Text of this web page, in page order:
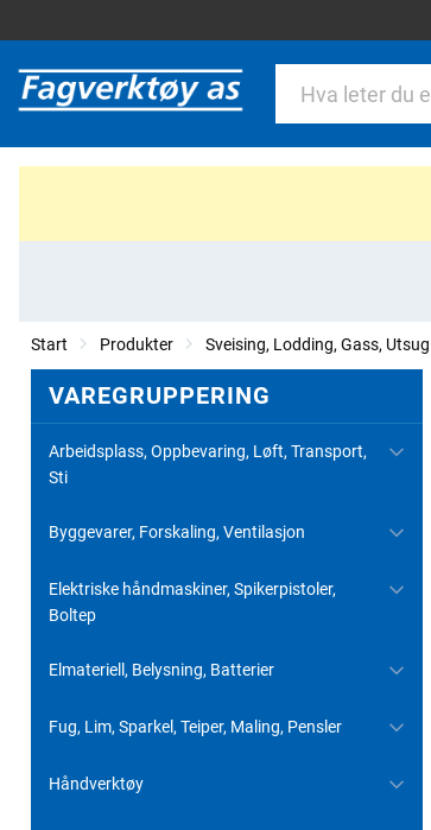
Start Produkter Sveising, Lodding, Gass, Utsug
VAREGRUPPERING
Arbeidsplass, Oppbevaring, Løft, Transport,
Sti
Byggevarer, Forskaling, Ventilasjon
Elektriske håndmaskiner, Spikerpistoler,
Boltep
Elmateriell, Belysning, Batterier
Fug, Lim, Sparkel, Teiper, Maling, Pensler
Håndverktøy